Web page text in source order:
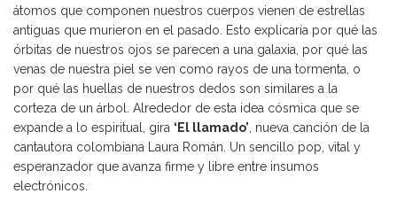
átomos que componen nuestros cuerpos vienen de estrellas
antiguas que murieron en el pasado. Esto explicaría por qué las
órbitas de nuestros ojos se parecen a una galaxia, por qué las
venas de nuestra piel se ven como rayos de una tormenta, o
por qué las huellas de nuestros dedos son similares a la
corteza de un árbol. Alrededor de esta idea cósmica que se
expande a lo espiritual, gira ‘El llamado’ , nueva canción de la
cantautora colombiana Laura Román. Un sencillo pop, vital y
esperanzador que avanza firme y libre entre insumos
electrónicos.